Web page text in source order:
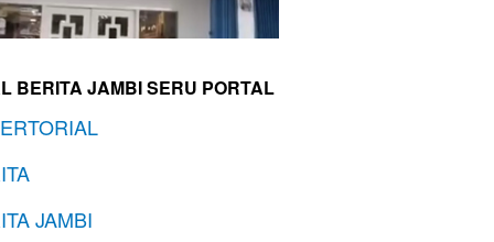
BERITA JAMBI SERU PORTAL
JAMBI